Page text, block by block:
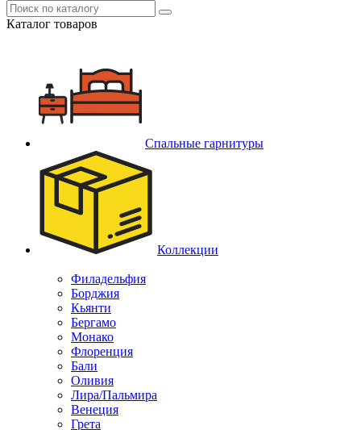
Каталог товаров
Спальные гарнитуры
Коллекции
Филадельфия
Борджия
Кьянти
Бергамо
Монако
Флоренция
Бали
Оливия
Лира/Пальмира
Венеция
Грета